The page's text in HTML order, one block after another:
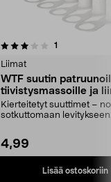
1
Liimat
WTF suutin
tiivistysmassoille ja
5 kpl
Kierteitetyt suuttimet –
sotkuttomaan
4,99
Lisää ostoskoriin
5.0viidestä